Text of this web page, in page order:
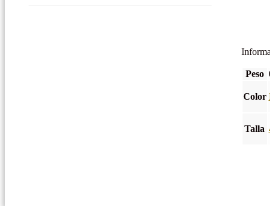
Peso
Color
Talla